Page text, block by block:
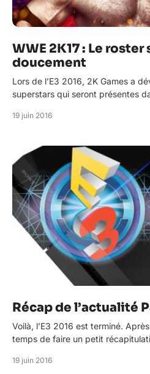
WWE 2K17 : Le
doucement
Lors de l’E3 2016, 2K Games a
superstars qui seront présentes
19 juin 2016
Récap de l’actualité
Voilà, l’E3 2016 est terminé.
temps de faire un petit
19 juin 2016